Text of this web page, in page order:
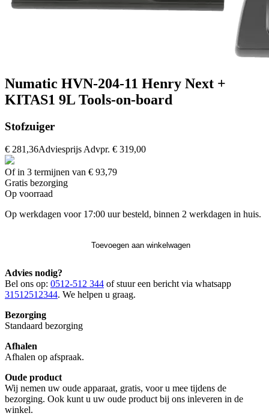
Numatic HVN-204-11 Henry Next +
KITAS1 9L Tools-on-board
Stofzuiger
€ 281,36Adviesprijs Advpr. € 319,00
Of in 3 termijnen van € 93,79
Gratis bezorging
Op voorraad
Op werkdagen voor 17:00 uur besteld, binnen 2 werkdagen in huis.
Toevoegen aan winkelwagen
Advies nodig?
Bel ons op: 0512-512 344 of stuur een bericht via whatsapp
31512512344. We helpen u graag.
Bezorging
Standaard bezorging
Afhalen
Afhalen op afspraak.
Oude product
Wij nemen uw oude apparaat, gratis, voor u mee tijdens de
bezorging. Ook kunt u uw oude product bij ons inleveren in de
winkel.